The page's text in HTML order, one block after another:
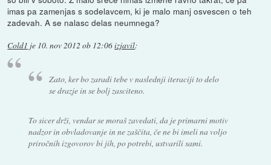
imas pa zamenjas s sodelavcem, ki je malo manj osvescen o teh
zadevah. A se nalasc delas neumnega?
Cold1 je 10. nov 2012 ob 12:06izjavil:
Zato, ker bo zaradi tebe v naslednji iteraciji to delo
se drazje in se bolj zasciteno.
To sicer drži, vendar se moraš zavedati, da je primarni motiv
nadzor in obvladovanjein ne zaščita, če ne bi imeli na voljo
priročnih izgovorov bi jih, po potrebi, ustvarili sami.